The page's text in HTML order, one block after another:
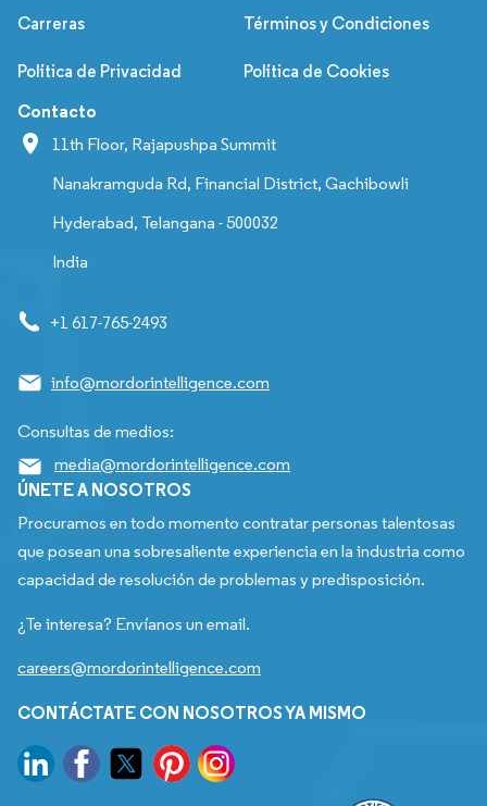
Carreras Términos y Condiciones
Política de Privacidad Política de Cookies
Contacto
11th Floor, Rajapushpa Summit
Nanakramguda Rd, Financial District, Gachibowli
Hyderabad, Telangana - 500032
India
+1 617-765-2493
info@mordorintelligence.com
Consultas de medios:
media@mordorintelligence.com
ÚNETE A NOSOTROS
Procuramos en todo momento contratar personas talentosas
que posean una sobresaliente experiencia en la industria como
capacidad de resolución de problemas y predisposición.
¿Te interesa? Envíanos un email.
careers@mordorintelligence.com
CONTÁCTATE CON NOSOTROS YA MISMO